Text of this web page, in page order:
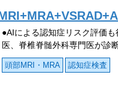
●AIによる認知症リスク評価
医、脊椎脊髄外科専門医が診
頭部MRI・MRA 認知症検査